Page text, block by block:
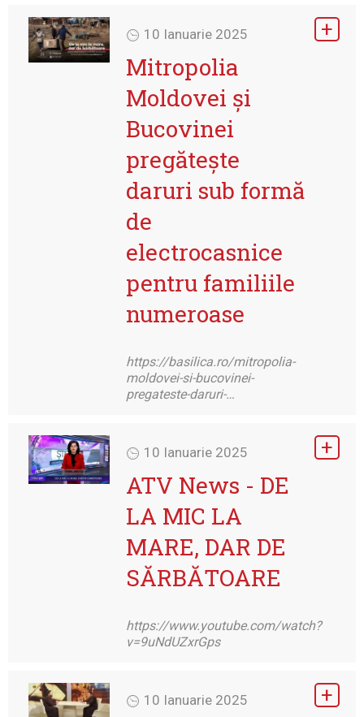
10 Ianuarie 2025
Mitropolia
Moldovei și
Bucovinei
pregătește
daruri sub formă
de
electrocasnice
pentru familiile
numeroase
https://basilica.ro/mitropolia-
moldovei-si-bucovinei-
pregateste-daruri-…
10 Ianuarie 2025
ATV News - DE
LA MIC LA
MARE, DAR DE
SĂRBĂTOARE
https://www.youtube.com/watch?
v=9uNdUZxrGps
10 Ianuarie 2025